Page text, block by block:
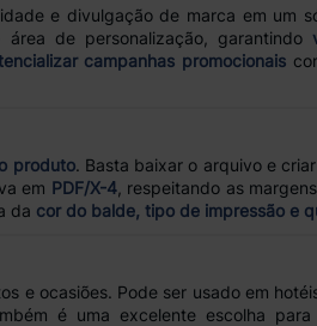
e divulgação de marca em um
de personalização, garantindo
campanhas promocionais
produto. Basta baixar o arquivo e
em PDF/X-4, respeitando as
da cor do balde, tipo de impressão e
e ocasiões. Pode ser usado em
é uma excelente escolha para